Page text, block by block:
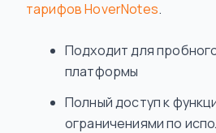
тарифов HoverNotes.
Подходит для
платформы
Полный доступ к
ограничениями по